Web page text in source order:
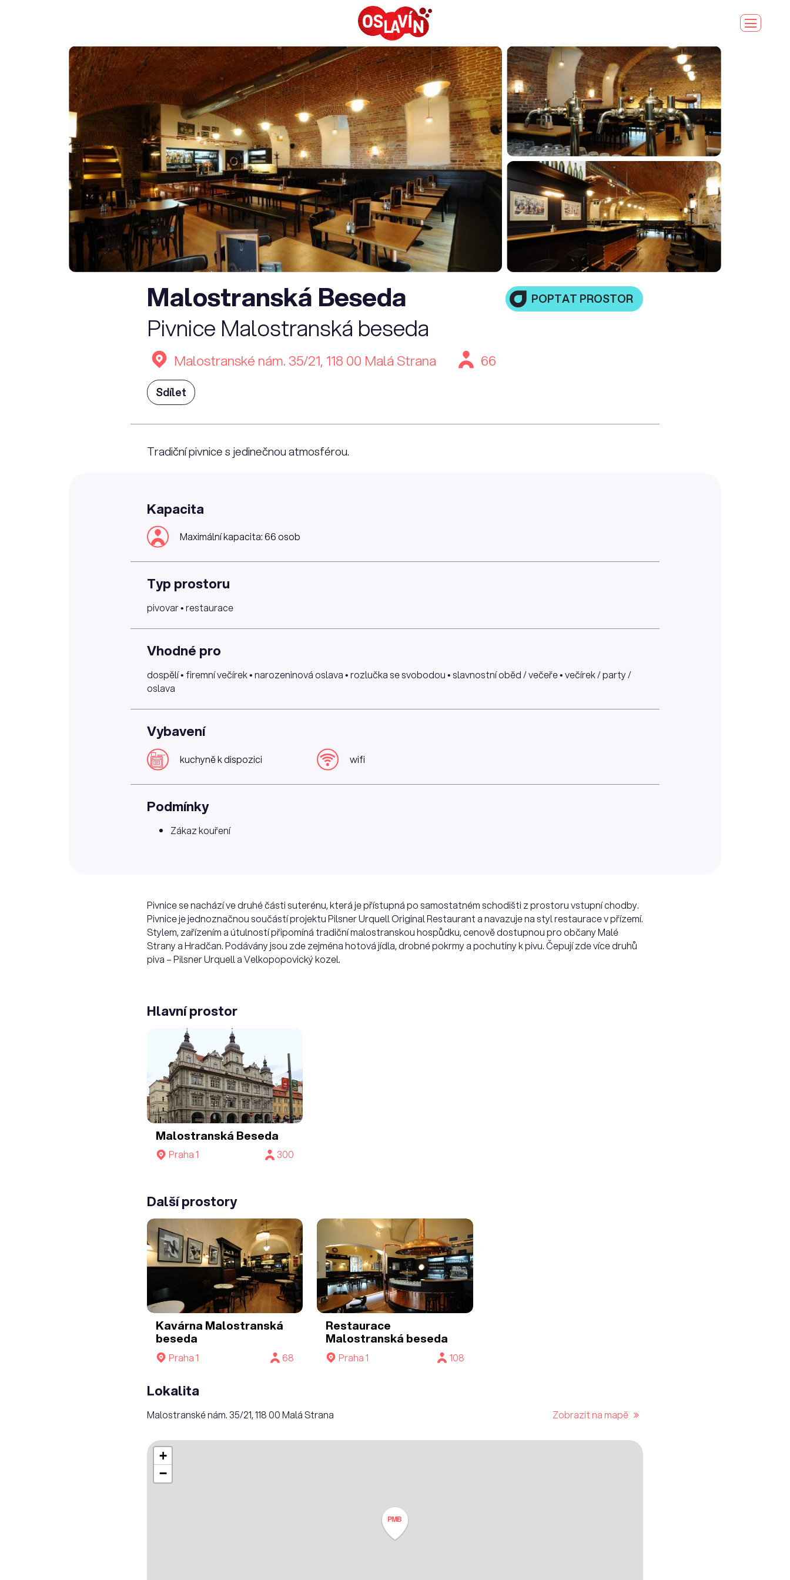
Malostranská Beseda
Pivnice Malostranská beseda
POPTAT PROSTOR
Malostranské nám. 35/21, 118 00 Malá Strana 66
Sdílet
Tradiční pivnice s jedinečnou atmosférou.
Kapacita
Maximální kapacita: 66 osob
Typ prostoru
pivovar • restaurace
Vhodné pro
dospělí • firemní večírek • narozeninová oslava • rozlučka se svobodou • slavnostní oběd / večeře • večírek / party /
oslava
Vybavení
kuchyně k dispozici wifi
Podmínky
Zákaz kouření
Pivnice se nachází ve druhé části suterénu, která je přístupná po samostatném schodišti z prostoru vstupní chodby.
Pivnice je jednoznačnou součástí projektu Pilsner Urquell Original Restaurant a navazuje na styl restaurace v přízemí.
Stylem, zařízením a útulností připomíná tradiční malostranskou hospůdku, cenově dostupnou pro občany Malé
Strany a Hradčan. Podávány jsou zde zejména hotová jídla, drobné pokrmy a pochutiny k pivu. Čepují zde více druhů
piva – Pilsner Urquell a Velkopopovický kozel.
Hlavní prostor
Malostranská Beseda
Praha 1 300
Další prostory
Kavárna Malostranská
beseda
Praha 1 68
Restaurace
Malostranská beseda
Praha 1 108
Lokalita
Malostranské nám. 35/21, 118 00 Malá Strana Zobrazit na mapě
PMB
+
−